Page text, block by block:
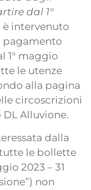
dal 1°
è intervenuto
pagamento
1° maggio
le utenze
alla pagina
circoscrizioni
Alluvione.
dalla
le bollette
2023 – 31
non